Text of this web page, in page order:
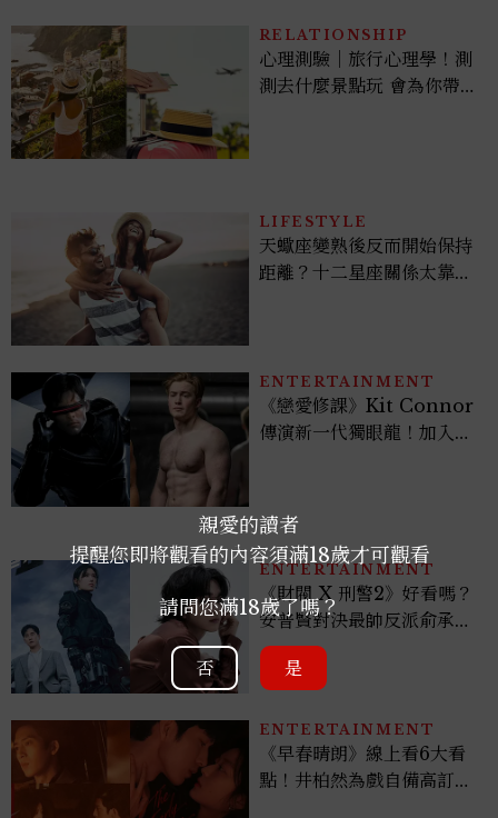
RELATIONSHIP
心理測驗｜旅行心理學！測
測去什麼景點玩 會為你帶來
LIFESTYLE
天蠍座變熟後反而開始保持
距離？十二星座關係太靠近
ENTERTAINMENT
《戀愛修課》Kit Connor
傳演新一代獨眼龍！加入新
ENTERTAINMENT
《財閥 X 刑警2》好看嗎？
安普賢對決最帥反派俞承
豪，鄭恩彩接棒女主，開專
機、刷黑卡，用錢輾壓罪犯
多大？
ENTERTAINMENT
《早春晴朗》線上看6大看
點！井柏然為戲自備高訂，
親愛的讀者
提醒您即將觀看的內容須滿18歲才可觀看
請問您滿18歲了嗎？
否 是